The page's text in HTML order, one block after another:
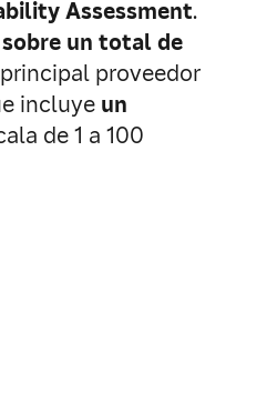
Assessment.
un total de
proveedor
incluye un
de 1 a 100